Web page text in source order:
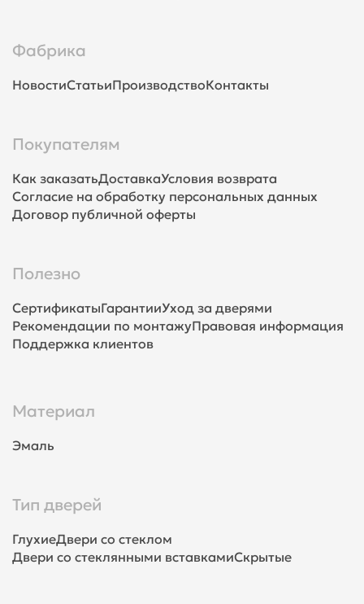
Фабрика
НовостиСтатьиПроизводствоКонтакты
Покупателям
Как заказатьДоставкаУсловия возврата
Согласие на обработку персональных данных
Договор публичной оферты
Полезно
СертификатыГарантииУход за дверями
Рекомендации по монтажуПравовая информация
Поддержка клиентов
Материал
Эмаль
Тип дверей
ГлухиеДвери со стеклом
Двери со стеклянными вставкамиСкрытые